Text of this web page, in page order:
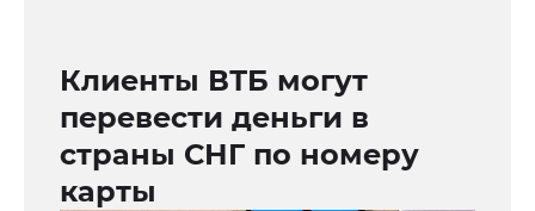
Клиенты ВТБ могут
перевести деньги в
страны СНГ по номеру
карты